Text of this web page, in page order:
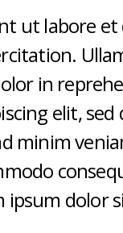
ut labore
in
elit,
minim
dolor